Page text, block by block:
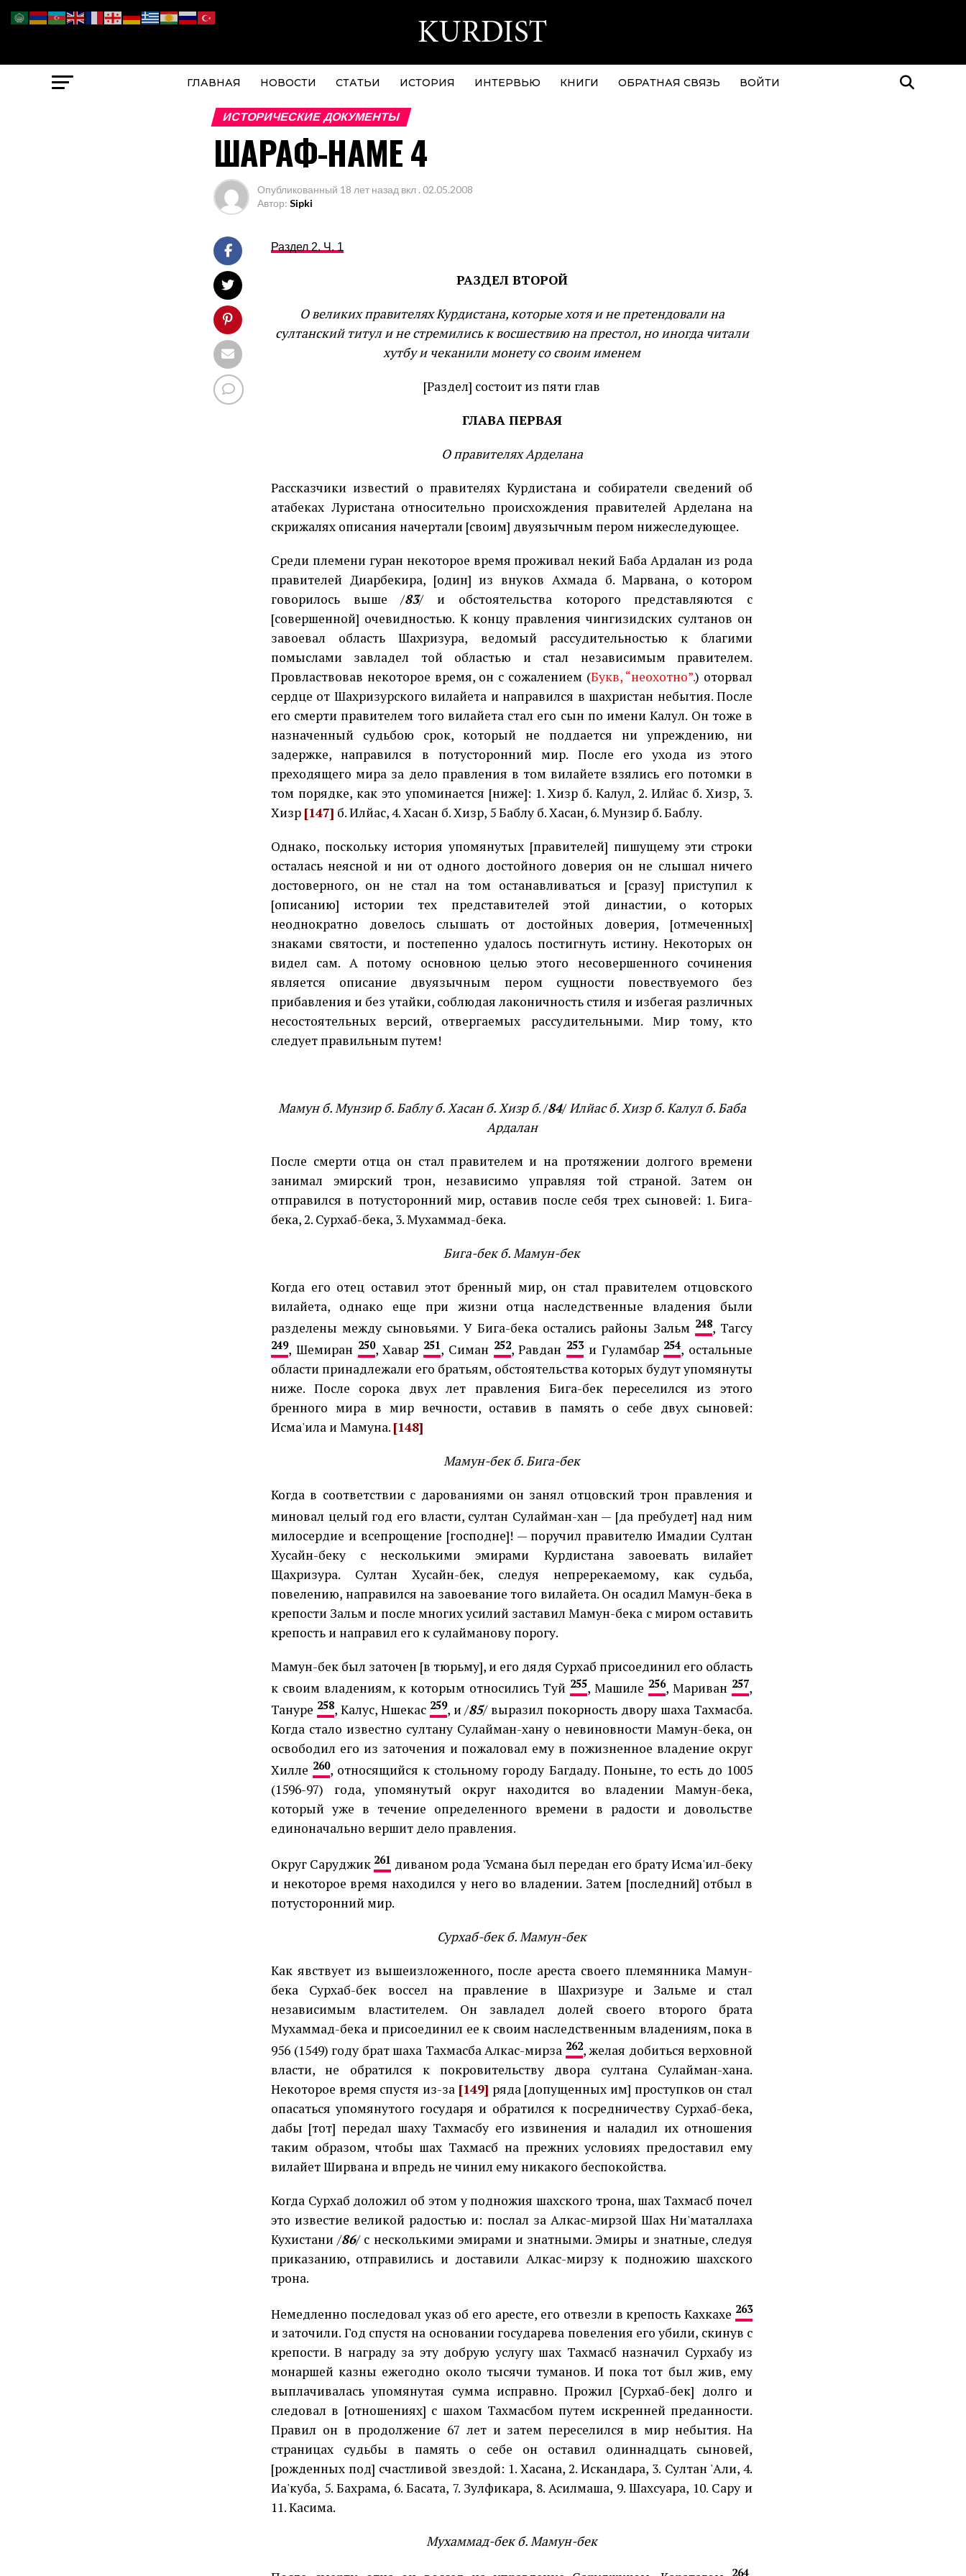
ГЛАВНАЯ НОВОСТИ СТАТЬИ ИСТОРИЯ ИНТЕРВЬЮ КНИГИ ОБРАТНАЯ СВЯЗЬ ВОЙТИ
ИСТОРИЧЕСКИЕ ДОКУМЕНТЫ
ШАРАФ-НАМЕ 4
Опубликованный 18 лет назад вкл . 02.05.2008
Автор: Sipki
Раздел 2. Ч. 1
РАЗДЕЛ ВТОРОЙ
О великих правителях Курдистана, которые хотя и не претендовали на
султанский титул и не стремились к восшествию на престол, но иногда читали
хутбу и чеканили монету со своим именем
[Раздел] состоит из пяти глав
ГЛАВА ПЕРВАЯ
О правителях Арделана
Рассказчики известий о правителях Курдистана и собиратели сведений об
атабеках Луристана относительно происхождения правителей Арделана на
скрижалях описания начертали [своим] двуязычным пером нижеследующее.
Среди племени гуран некоторое время проживал некий Баба Ардалан из рода
правителей Диарбекира, [один] из внуков Ахмада б. Марвана, о котором
говорилось выше /83/ и обстоятельства которого представляются с
[совершенной] очевидностью. К концу правления чингизидских султанов он
завоевал область Шахризура, ведомый рассудительностью к благими
помыслами завладел той областью и стал независимым правителем.
Провластвовав некоторое время, он с сожалением (Букв, “неохотно”.) оторвал
сердце от Шахризурского вилайета и направился в шахристан небытия. После
его смерти правителем того вилайета стал его сын по имени Калул. Он тоже в
назначенный судьбою срок, который не поддается ни упреждению, ни
задержке, направился в потусторонний мир. После его ухода из этого
преходящего мира за дело правления в том вилайете взялись его потомки в
том порядке, как это упоминается [ниже]: 1. Хизр б. Калул, 2. Илйас б. Хизр, 3.
Хизр [147] б. Илйас, 4. Хасан б. Хизр, 5 Баблу б. Хасан, 6. Мунзир б. Баблу.
Однако, поскольку история упомянутых [правителей] пишущему эти строки
осталась неясной и ни от одного достойного доверия он не слышал ничего
достоверного, он не стал на том останавливаться и [сразу] приступил к
[описанию] истории тех представителей этой династии, о которых
неоднократно довелось слышать от достойных доверия, [отмеченных]
знаками святости, и постепенно удалось постигнуть истину. Некоторых он
видел сам. А потому основною целью этого несовершенного сочинения
является описание двуязычным пером сущности повествуемого без
прибавления и без утайки, соблюдая лаконичность стиля и избегая различных
несостоятельных версий, отвергаемых рассудительными. Мир тому, кто
следует правильным путем!
Мамун б. Мунзир б. Баблу б. Хасан б. Хизр б. /84/Илйас б. Хизр б. Калул б. Баба
Ардалан
После смерти отца он стал правителем и на протяжении долгого времени
занимал эмирский трон, независимо управляя той страной. Затем он
отправился в потусторонний мир, оставив после себя трех сыновей: 1. Бига-
бека, 2. Сурхаб-бека, 3. Мухаммад-бека.
Бига-бек б. Мамун-бек
Когда его отец оставил этот бренный мир, он стал правителем отцовского
вилайета, однако еще при жизни отца наследственные владения были
разделены между сыновьями. У Бига-бека остались районы Зальм 248, Тагсу
249, Шемиран 250, Хавар 251, Симан 252, Равдан 253и Гуламбар 254, остальные
области принадлежали его братьям, обстоятельства которых будут упомянуты
ниже. После сорока двух лет правления Бига-бек переселился из этого
бренного мира в мир вечности, оставив в память о себе двух сыновей:
Исма'ила и Мамуна. [148]
Мамун-бек б. Бига-бек
Когда в соответствии с дарованиями он занял отцовский трон правления и
миновал целый год его власти, султан Сулайман-хан — [да пребудет] над ним
милосердие и всепрощение [господне]! — поручил правителю Имадии Султан
Хусайн-беку с несколькими эмирами Курдистана завоевать вилайет
Щахризура. Султан Хусайн-бек, следуя непререкаемому, как судьба,
повелению, направился на завоевание того вилайета. Он осадил Мамун-бека в
крепости Зальм и после многих усилий заставил Мамун-бека с миром оставить
крепость и направил его к сулайманову порогу.
Мамун-бек был заточен [в тюрьму], и его дядя Сурхаб присоединил его область
к своим владениям, к которым относились Туй 255, Машиле 256, Мариван 257,
Тануре 258, Калус, Ншекас 259, и /85/ выразил покорность двору шаха Тахмасба.
Когда стало известно султану Сулайман-хану о невиновности Мамун-бека, он
освободил его из заточения и пожаловал ему в пожизненное владение округ
Хилле 260, относящийся к стольному городу Багдаду. Поныне, то есть до 1005
(1596-97) года, упомянутый округ находится во владении Мамун-бека,
который уже в течение определенного времени в радости и довольстве
единоначально вершит дело правления.
Округ Саруджик 261 диваном рода 'Усмана был передан его брату Исма'ил-беку
и некоторое время находился у него во владении. Затем [последний] отбыл в
потусторонний мир.
Сурхаб-бек б. Мамун-бек
Как явствует из вышеизложенного, после ареста своего племянника Мамун-
бека Сурхаб-бек воссел на правление в Шахризуре и Зальме и стал
независимым властителем. Он завладел долей своего второго брата
Мухаммад-бека и присоединил ее к своим наследственным владениям, пока в
956 (1549) году брат шаха Тахмасба Алкас-мирза 262, желая добиться верховной
власти, не обратился к покровительству двора султана Сулайман-хана.
Некоторое время спустя из-за [149] ряда [допущенных им] проступков он стал
опасаться упомянутого государя и обратился к посредничеству Сурхаб-бека,
дабы [тот] передал шаху Тахмасбу его извинения и наладил их отношения
таким образом, чтобы шах Тахмасб на прежних условиях предоставил ему
вилайет Ширвана и впредь не чинил ему никакого беспокойства.
Когда Сурхаб доложил об этом у подножия шахского трона, шах Тахмасб почел
это известие великой радостью и: послал за Алкас-мирзой Шах Ни'маталлаха
Кухистани /86/ с несколькими эмирами и знатными. Эмиры и знатные, следуя
приказанию, отправились и доставили Алкас-мирзу к подножию шахского
трона.
Немедленно последовал указ об его аресте, его отвезли в крепость Кахкахе 263
и заточили. Год спустя на основании государева повеления его убили, скинув с
крепости. В награду за эту добрую услугу шах Тахмасб назначил Сурхабу из
монаршей казны ежегодно около тысячи туманов. И пока тот был жив, ему
выплачивалась упомянутая сумма исправно. Прожил [Сурхаб-бек] долго и
следовал в [отношениях] с шахом Тахмасбом путем искренней преданности.
Правил он в продолжение 67 лет и затем переселился в мир небытия. На
страницах судьбы в память о себе он оставил одиннадцать сыновей,
[рожденных под] счастливой звездой: 1. Хасана, 2. Искандара, 3. Султан 'Али, 4.
Иа'куба, 5. Бахрама, 6. Басата, 7. Зулфикара, 8. Асилмаша, 9. Шахсуара, 10. Сару и
11. Касима.
Мухаммад-бек б. Мамун-бек
264